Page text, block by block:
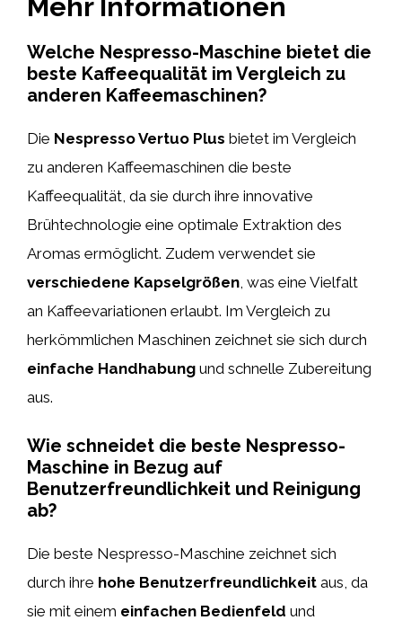
Mehr Informationen
Welche Nespresso-Maschine bietet die
beste Kaffeequalität im Vergleich zu
anderen Kaffeemaschinen?
Die Nespresso Vertuo Plus bietet im Vergleich
zu anderen Kaffeemaschinen die beste
Kaffeequalität, da sie durch ihre innovative
Brühtechnologie eine optimale Extraktion des
Aromas ermöglicht. Zudem verwendet sie
verschiedene Kapselgrößen, was eine Vielfalt
an Kaffeevariationen erlaubt. Im Vergleich zu
herkömmlichen Maschinen zeichnet sie sich durch
einfache Handhabung und schnelle Zubereitung
aus.
Wie schneidet die beste Nespresso-
Maschine in Bezug auf
Benutzerfreundlichkeit und Reinigung
ab?
Die beste Nespresso-Maschine zeichnet sich
durch ihre hohe Benutzerfreundlichkeit aus, da
sie mit einem einfachen Bedienfeld und